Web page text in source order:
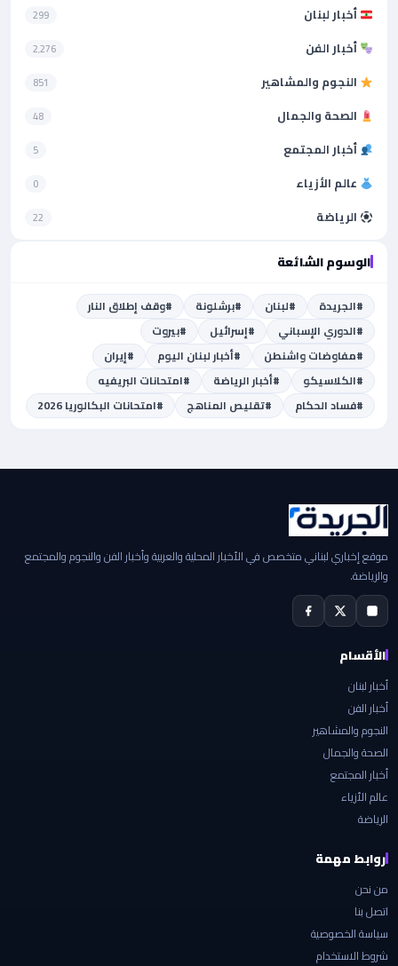
أخبار لبنان 299
أخبار الفن 2٬276
النجوم والمشاهير 851
الصحة والجمال 48
أخبار المجتمع 5
عالم الأزياء 0
الرياضة 22
الوسوم الشائعة
#الجريدة #لبنان #برشلونة
#وقف إطلاق النار
#الدوري الإسباني
#إسرائيل
#بيروت
#مفاوضات واشنطن
#أخبار لبنان اليوم
#إيران
#الكلاسيكو
#أخبار الرياضة
#امتحانات البريفيه
#فساد الحكام
#تقليص المناهج #امتحانات البكالوريا 2026
موقع إخباري لبناني متخصص في الأخبار المحلية والعربية وأخبار الفن والنجوم والمجتمع
والرياضة.
الأقسام
أخبار لبنان
أخبار الفن
النجوم والمشاهير
الصحة والجمال
أخبار المجتمع
عالم الأزياء
الرياضة
روابط مهمة
من نحن
اتصل بنا
سياسة الخصوصية
شروط الاستخدام